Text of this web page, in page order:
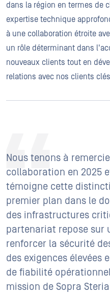
dans la région en termes de
expertise technique
à une collaboration étroite
un rôle déterminant dans
nouveaux clients tout en
relations avec nos clients
Nous tenons à
collaboration en 2025
témoigne cette
premier plan dans le
des infrastructures
partenariat repose sur
renforcer la sécurité
des exigences élevées
de fiabilité
mission de Sopra